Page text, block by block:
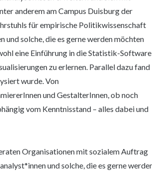
anderem am Campus Duisburg der
für empirische Politikwissenschaft
solche, die es gerne werden möchten
eine Einführung in die Statistik-Software
zu erlernen. Parallel dazu fand
wurde. Von
und GestalterInnen, ob noch
vom Kenntnisstand – alles dabei und
Organisationen mit sozialem Auftrag
und solche, die es gerne